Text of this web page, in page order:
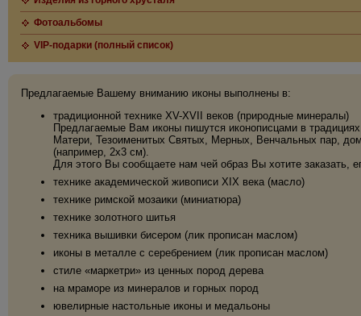
Фотоальбомы
VIP-подарки (полный список)
Предлагаемые Вашему вниманию иконы выполнены в:
традиционной технике XV-XVII веков (природные минералы)
Предлагаемые Вам иконы пишутся иконописцами в
Матери, Тезоименитых Святых, Мерных, Венчальных пар,
(например, 2х3 см).
Для этого Вы сообщаете нам чей образ Вы хотите заказать,
технике академической живописи XIX века (масло)
технике римской мозаики (миниатюра)
технике золотного шитья
техника вышивки бисером (лик прописан маслом)
иконы в металле с серебрением (лик прописан маслом)
стиле «маркетри» из ценных пород дерева
на мраморе из минералов и горных пород
ювелирные настольные иконы и медальоны